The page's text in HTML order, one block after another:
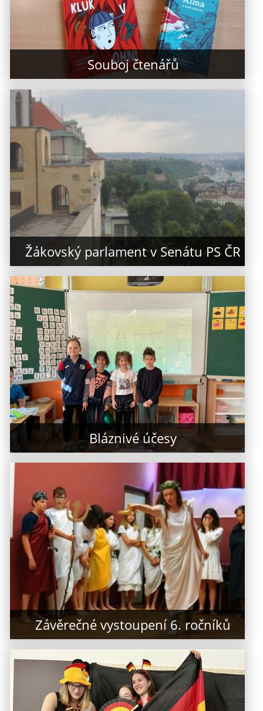
Souboj čtenářů
Žákovský parlament v Senátu PS ČR
Bláznivé účesy
Závěrečné vystoupení 6. ročníků